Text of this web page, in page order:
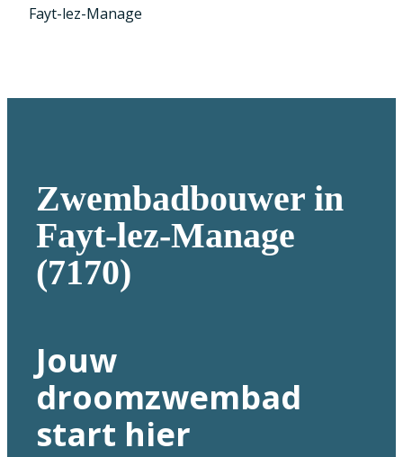
Fayt-lez-Manage
Zwembadbouwer in
Fayt-lez-Manage
(7170)
Jouw
droomzwembad
start hier